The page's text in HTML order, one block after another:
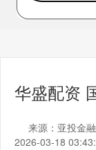
华盛配资
来源：亚投金
2026-03-18